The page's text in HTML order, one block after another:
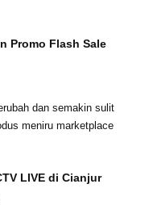
Promo Flash Sale
dan semakin sulit
meniru marketplace
LIVE di Cianjur